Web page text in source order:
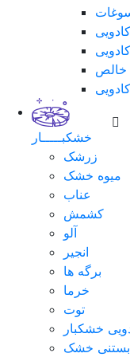
خشکبـــــار
زرشک
میوه خشک
عناب
کشمش
آلو
انجیر
برگه ها
خرما
توت
خشکبار
بستنی خشک